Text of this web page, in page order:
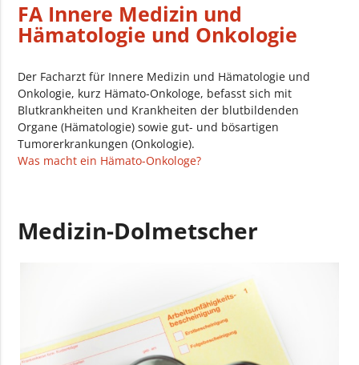
FA Innere Medizin und
Hämatologie und Onkologie
Der Facharzt für Innere Medizin und Hämatologie und
Onkologie, kurz Hämato-Onkologe, befasst sich mit
Blutkrankheiten und Krankheiten der blutbildenden
Organe (Hämatologie) sowie gut- und bösartigen
Tumorerkrankungen (Onkologie).
Was macht ein Hämato-Onkologe?
Medizin-Dolmetscher